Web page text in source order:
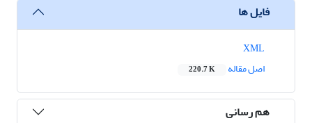
فایل ها
اصل مقاله
220.7 K
هم رسانی